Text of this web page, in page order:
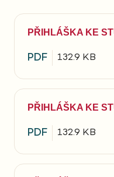
PŘIHLÁŠKA KE
PDF 132.9 KB
PŘIHLÁŠKA KE
PDF 132.9 KB